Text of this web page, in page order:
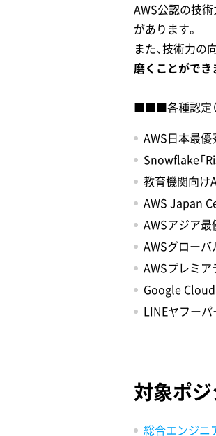
AWS公認の技
があります。
また、技術力の
磨くことができ
■■■各種認定
AWS日本最優
Snowflake「
教育機関向け
AWS Japan
AWSアジア最
AWSグローバ
AWSプレミ
Google Cloud
LINEヤフーパ
対象ポ
総合エンジニ